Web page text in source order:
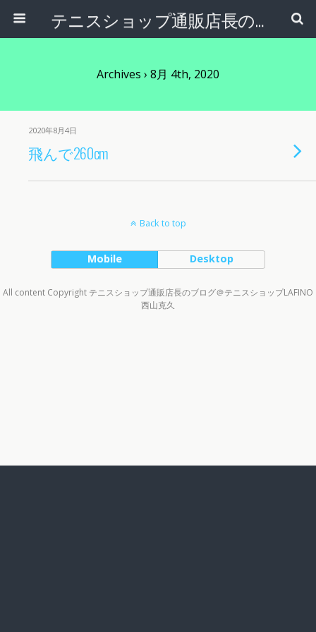
テニスショップ通販店長のブログ＠テニスショップLAFINO 西山克久
Archives › 8月 4th, 2020
2020年8月4日
飛んで260cm
Back to top
Mobile Desktop
All content Copyright テニスショップ通販店長のブログ＠テニスショップLAFINO
西山克久